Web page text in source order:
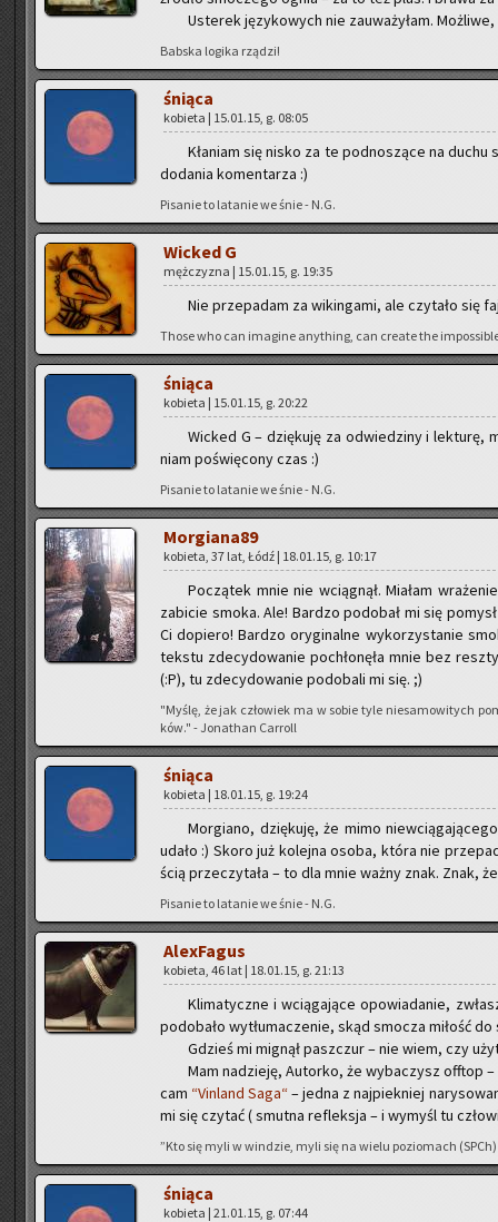
Uste­rek ję­zy­ko­wych nie za­uwa­ży­łam.
Bab­ska lo­gi­ka rzą­dzi!
śnią­ca
ko­bie­ta | 15.01.15, g. 08:05
Kła­niam się nisko za te pod­no­szą­ce na
do­da­nia ko­men­ta­rza :)
Pi­sa­nie to la­ta­nie we śnie - N.G.
Wic­ked G
męż­czy­zna | 15.01.15, g. 19:35
Nie prze­pa­dam za wi­kin­ga­mi, ale czy­ta­ło się
Those who can ima­gi­ne any­thing, can cre­ate the
śnią­ca
ko­bie­ta | 15.01.15, g. 20:22
Wic­ked G – dzię­ku­ję za od­wie­dzi­ny i
niam po­świę­co­ny czas :)
Pi­sa­nie to la­ta­nie we śnie - N.G.
Mor­gia­na­89
ko­bie­ta, 37 lat, Łódź | 18.01.15, g. 10:17
Po­czą­tek mnie nie wcią­gnął. Mia­łam
za­bi­cie smoka. Ale! Bar­dzo po­do­bał mi się
Ci do­pie­ro! Bar­dzo ory­gi­nal­ne wy­ko­rzy­sta­nie
tek­stu zde­cy­do­wa­nie po­chło­nę­ła mnie bez
(:P), tu zde­cy­do­wa­nie po­do­ba­li mi się. ;)
"Myślę, że jak czło­wiek ma w sobie tyle nie­sa­mo­wi­tych
ków." - Jo­na­than Car­roll
śnią­ca
ko­bie­ta | 18.01.15, g. 19:24
Mor­gia­no, dzię­ku­ję, że mimo
udało :) Skoro już ko­lej­na osoba, która nie
ścią prze­czy­ta­ła – to dla mnie ważny znak. Znak,
Pi­sa­nie to la­ta­nie we śnie - N.G.
Ale­xFa­gus
ko­bie­ta, 46 lat | 18.01.15, g. 21:13
Kli­ma­tycz­ne i wcią­ga­ją­ce opo­wia­da­nie,
po­do­ba­ło wy­tłu­ma­cze­nie, skąd smo­cza mi­łość do
Gdzieś mi mi­gnął pasz­czur – nie wiem, czy
Mam na­dzie­ję, Au­tor­ko, że wy­ba­czysz of­ftop
cam “Vin­land Saga“– jedna z naj­piek­niej
mi się czy­tać ( smut­na re­flek­sja – i wy­myśl tu
”Kto się myli w win­dzie, myli się na wielu po­zio­mach (SPCh)
śnią­ca
ko­bie­ta | 21.01.15, g. 07:44